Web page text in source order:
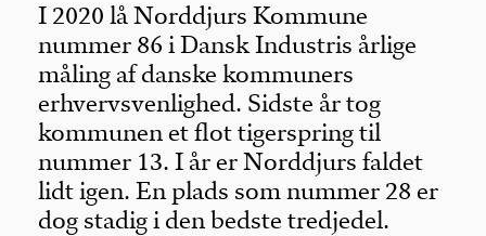
I 2020 lå Norddjurs Kommune
nummer 86 i Dansk Industris årlige
måling af danske kommuners
erhvervsvenlighed. Sidste år tog
kommunen et flot tigerspring til
nummer 13. I år er Norddjurs faldet
lidt igen. En plads som nummer 28 er
dog stadig i den bedste tredjedel.